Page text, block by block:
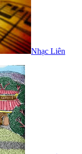
Nhạc Liên